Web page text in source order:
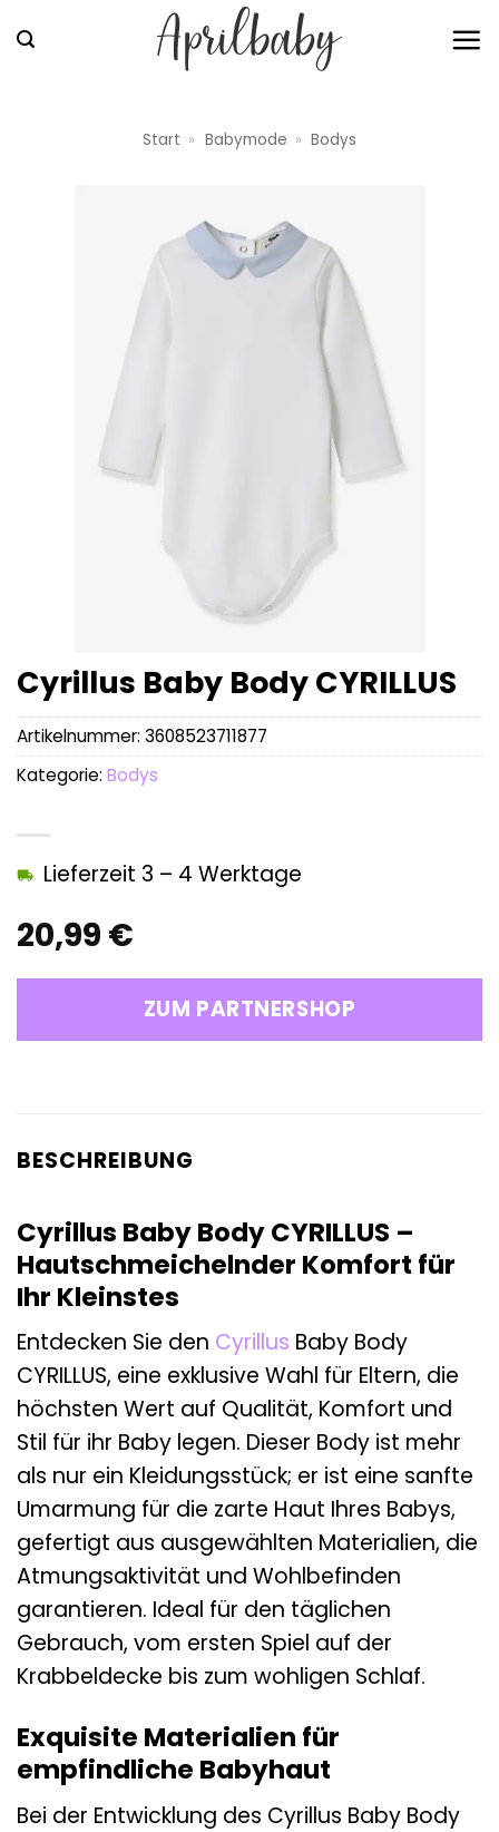
Inhalt
Start » Babymode » Bodys
Cyrillus Baby Body CYRILLUS
20,99 €
Lieferzeit 3 – 4 Werktage
ZUM PARTNERSHOP
Artikelnummer: 3608523711877
Kategorie: Bodys
BESCHREIBUNG
Cyrillus Baby Body CYRILLUS –
Hautschmeichelnder Komfort für
Ihr Kleinstes
Entdecken Sie den Cyrillus Baby Body
CYRILLUS, eine exklusive Wahl für Eltern, die
höchsten Wert auf Qualität, Komfort und
Stil für ihr Baby legen. Dieser Body ist mehr
als nur ein Kleidungsstück; er ist eine sanfte
Umarmung für die zarte Haut Ihres Babys,
gefertigt aus ausgewählten Materialien, die
Atmungsaktivität und Wohlbefinden
garantieren. Ideal für den täglichen
Gebrauch, vom ersten Spiel auf der
Krabbeldecke bis zum wohligen Schlaf.
Exquisite Materialien für
empfindliche Babyhaut
Bei der Entwicklung des Cyrillus Baby Body